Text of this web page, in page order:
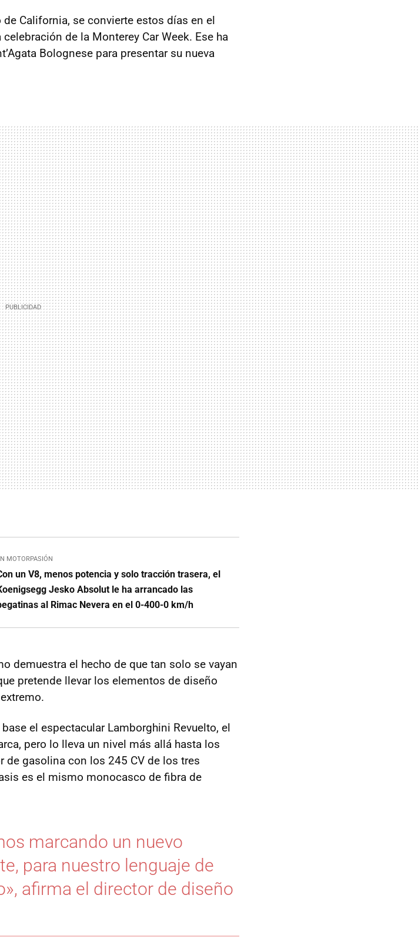
California, se convierte estos días en el
de la Monterey Car Week. Ese ha
Bolognese para presentar su nueva
MOTORPASIÓN
un V8, menos potencia y solo tracción trasera, el
Jesko Absolut le ha arrancado las
al Rimac Nevera en el 0-400-0 km/h
demuestra el hecho de que tan solo se vayan
pretende llevar los elementos de diseño
el espectacular Lamborghini Revuelto, el
pero lo lleva un nivel más allá hasta los
gasolina con los 245 CV de los tres
es el mismo monocasco de fibra de
marcando un nuevo
para nuestro lenguaje de
afirma el director de diseño